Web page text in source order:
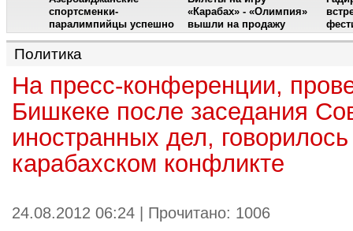
спортсменки-
паралимпийцы успешно
выступили на III
Международном
фестивале парашютного
«Карабах» - «Олимпия»
вышли на продажу
Политика
На пресс-конференции,
Бишкеке после заседания
иностранных дел,
карабахском конфликте
24.08.2012 06:24 | Прочитано: 1006